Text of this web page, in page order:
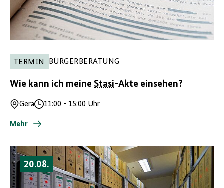
TERMIN BÜRGERBERATUNG
Wie kann ich meine Stasi-Akte einsehen?
Ort
Gera
Uhrzeit
11:00 - 15:00 Uhr
Mehr
20.08.